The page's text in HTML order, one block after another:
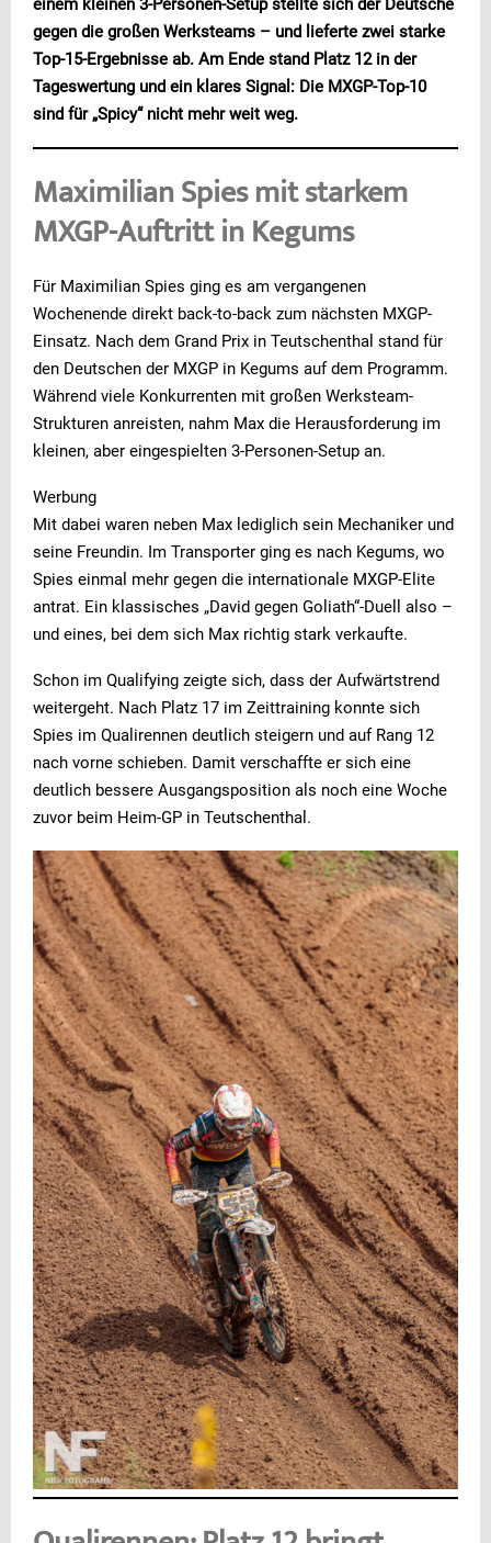
einem kleinen 3-Personen-Setup stellte sich der Deutsche
gegen die großen Werksteams – und lieferte zwei starke
Top-15-Ergebnisse ab. Am Ende stand Platz 12 in der
Tageswertung und ein klares Signal: Die MXGP-Top-10
sind für „Spicy“ nicht mehr weit weg.
Maximilian Spies mit starkem
MXGP-Auftritt in Kegums
Für Maximilian Spies ging es am vergangenen
Wochenende direkt back-to-back zum nächsten MXGP-
Einsatz. Nach dem Grand Prix in Teutschenthal stand für
den Deutschen der MXGP in Kegums auf dem Programm.
Während viele Konkurrenten mit großen Werksteam-
Strukturen anreisten, nahm Max die Herausforderung im
kleinen, aber eingespielten 3-Personen-Setup an.
Werbung
Mit dabei waren neben Max lediglich sein Mechaniker und
seine Freundin. Im Transporter ging es nach Kegums, wo
Spies einmal mehr gegen die internationale MXGP-Elite
antrat. Ein klassisches „David gegen Goliath“-Duell also –
und eines, bei dem sich Max richtig stark verkaufte.
Schon im Qualifying zeigte sich, dass der Aufwärtstrend
weitergeht. Nach Platz 17 im Zeittraining konnte sich
Spies im Qualirennen deutlich steigern und auf Rang 12
nach vorne schieben. Damit verschaffte er sich eine
deutlich bessere Ausgangsposition als noch eine Woche
zuvor beim Heim-GP in Teutschenthal.